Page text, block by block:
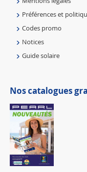
Préférences et
Codes promo
Notices
Guide solaire
Nos catalogues